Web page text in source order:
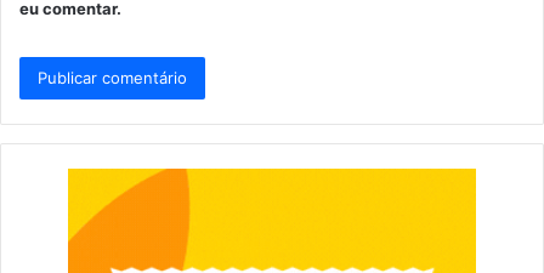
eu comentar.